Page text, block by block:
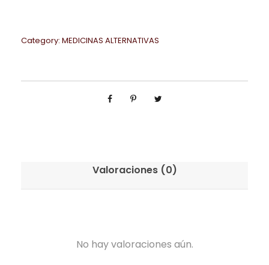
Category: MEDICINAS ALTERNATIVAS
Valoraciones (0)
No hay valoraciones aún.